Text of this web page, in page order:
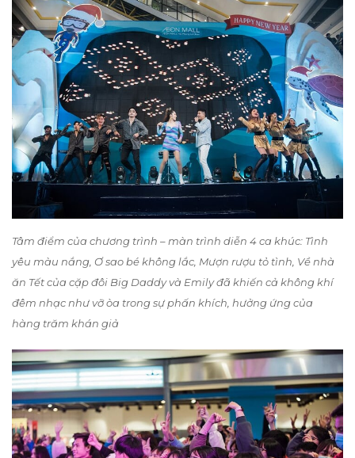
Tâm điểm của chương trình – màn trình diễn 4 ca khúc: Tình
yêu màu nắng, Ơ sao bé không lắc, Mượn rượu tỏ tình, Về nhà
ăn Tết của cặp đôi Big Daddy và Emily đã khiến cả không khí
đêm nhạc như vỡ òa trong sự phấn khích, hưởng ứng của
hàng trăm khán giả